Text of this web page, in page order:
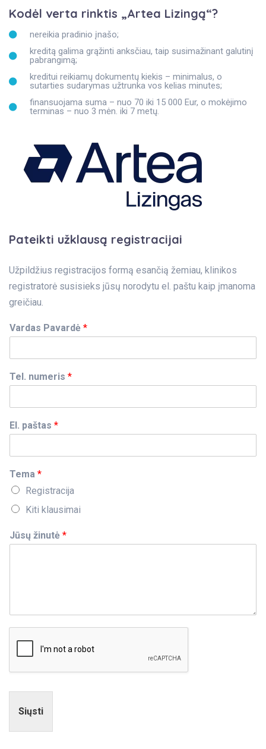
Kodėl verta rinktis „Artea Lizingą“?
nereikia pradinio įnašo;
kreditą galima grąžinti anksčiau, taip susimažinant galutinį
pabrangimą;
kreditui reikiamų dokumentų kiekis – minimalus, o
sutarties sudarymas užtrunka vos kelias minutes;
finansuojama suma – nuo 70 iki 15 000 Eur, o mokėjimo
terminas – nuo 3 mėn. iki 7 metų.
Pateikti užklausą registracijai
Užpildžius registracijos formą esančią žemiau, klinikos
registratorė susisieks jūsų norodytu el. paštu kaip įmanoma
greičiau.
Vardas Pavardė *
Tel. numeris *
El. paštas *
Tema *
Registracija
Kiti klausimai
Jūsų žinutė *
Siųsti